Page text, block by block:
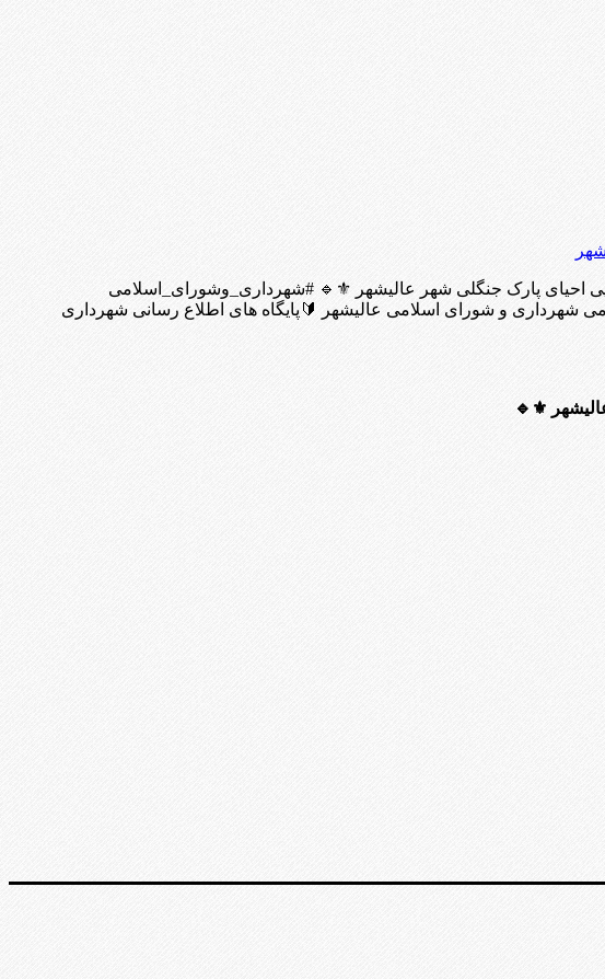
احیای پارک جنگلی شهر عالیشهر ⚜️🔹 #شهرداری_وشورای_اسلامی
شهرداری و شورای اسلامی عالیشهر 🔰پایگاه های اطلاع رسانی شهرداری
⚜️🔹